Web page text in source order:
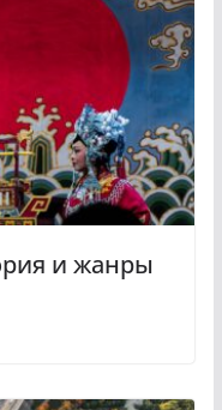
и жанры